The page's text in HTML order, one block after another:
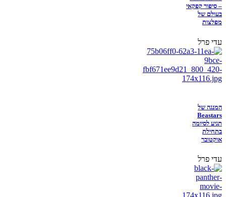
– סיפור קפקאי
בעולם של
מפלצות
עדי פרל
המנגה של
Beastars
תגיע לסיומה
בתחילת
אוקטובר
עדי פרל